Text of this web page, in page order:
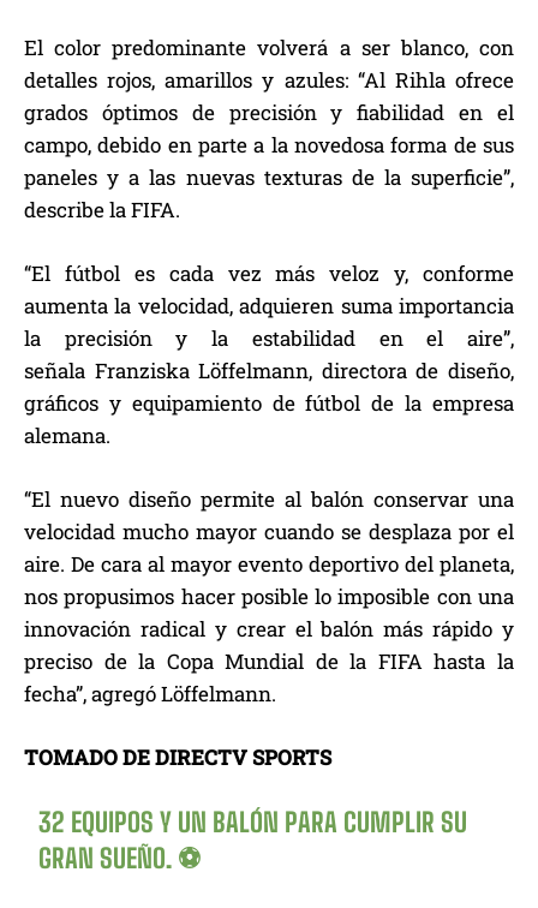
El color predominante volverá a ser blanco, con
detalles rojos, amarillos y azules: “Al Rihla ofrece
grados óptimos de precisión y fiabilidad en el
campo, debido en parte a la novedosa forma de sus
paneles y a las nuevas texturas de la superficie”,
describe la FIFA.
“El fútbol es cada vez más veloz y, conforme
aumenta la velocidad, adquieren suma importancia
la precisión y la estabilidad en el aire”,
señala Franziska Löffelmann, directora de diseño,
gráficos y equipamiento de fútbol de la empresa
alemana.
“El nuevo diseño permite al balón conservar una
velocidad mucho mayor cuando se desplaza por el
aire. De cara al mayor evento deportivo del planeta,
nos propusimos hacer posible lo imposible con una
innovación radical y crear el balón más rápido y
preciso de la Copa Mundial de la FIFA hasta la
fecha”, agregó Löffelmann.
TOMADO DE DIRECTV SPORTS
32 EQUIPOS Y UN BALÓN PARA CUMPLIR SU
GRAN SUEÑO. ⚽